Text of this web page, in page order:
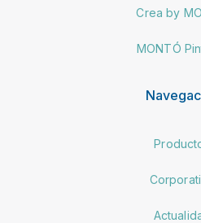
Crea by
MONTÓ